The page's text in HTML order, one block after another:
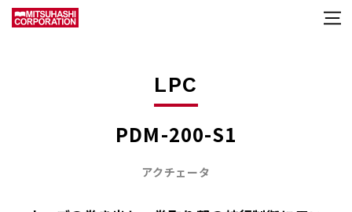
LPC
PDM-200-S1
アクチェータ